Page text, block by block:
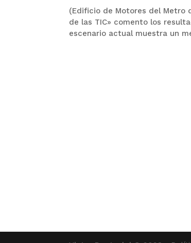
(Edificio de Motores del Metro
de las TIC» comento los
escenario actual muestra un